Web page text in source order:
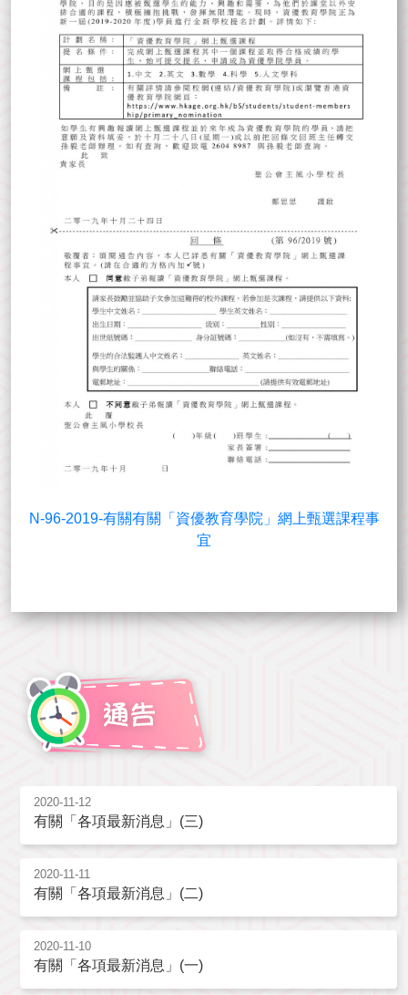
N-96-2019-有關有關「資優教育學院」網上甄選課程事
宜
2020-11-12
有關「各項最新消息」(三)
2020-11-11
有關「各項最新消息」(二)
2020-11-10
有關「各項最新消息」(一)